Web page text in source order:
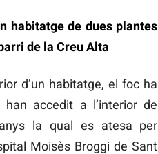
habitatge de dues plantes
de la Creu Alta
d’un habitatge, el foc ha
accedit a l’interior de
la qual es atesa per
Moisès Broggi de Sant